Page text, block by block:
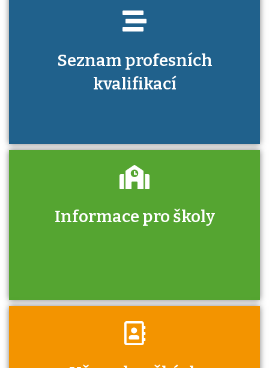
Seznam profesních
kvalifikací
Informace pro školy
Zjistěte, jak se přihlásit ke zkoušce a kde